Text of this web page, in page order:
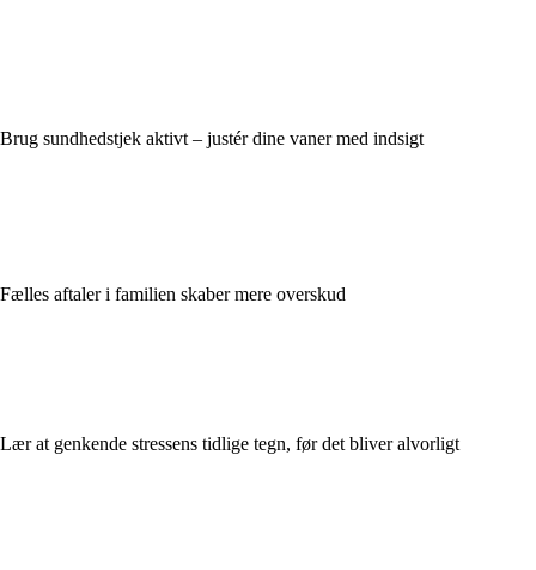
Brug sundhedstjek aktivt – justér dine vaner med indsigt
Fælles aftaler i familien skaber mere overskud
Lær at genkende stressens tidlige tegn, før det bliver alvorligt